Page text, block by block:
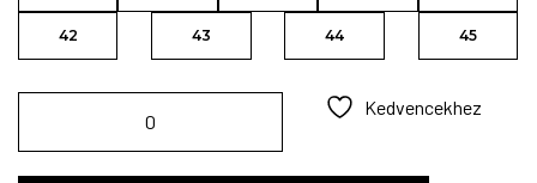
42 43 44 45
Kedvencekhez